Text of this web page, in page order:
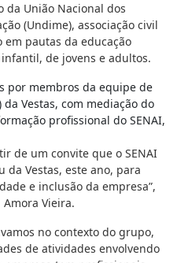
da União Nacional dos
(Undime), associação civil
pautas da educação
de jovens e adultos.
por membros da equipe de
Vestas, com mediação do
profissional do SENAI,
de um convite que o SENAI
da Vestas, este ano, para
e inclusão da empresa”,
Amora Vieira.
no contexto do grupo,
de atividades envolvendo